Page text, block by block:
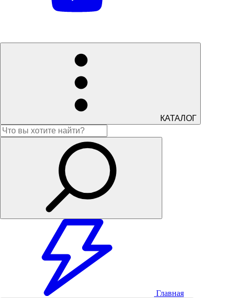
КАТАЛОГ
Главная